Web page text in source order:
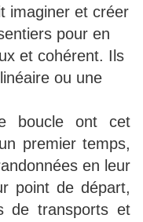
imaginer et créer
pour en
et cohérent. Ils
ou une
boucle ont cet
premier temps,
en leur
point de départ,
de transports et